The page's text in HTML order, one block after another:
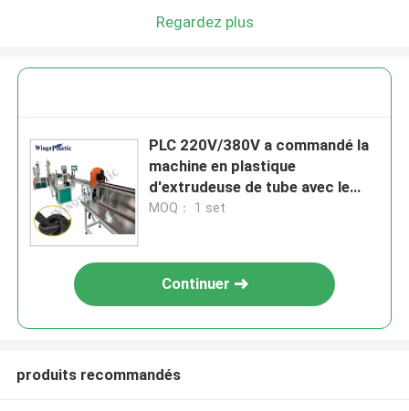
Regardez plus
PLC 220V/380V a commandé la
machine en plastique
d'extrudeuse de tube avec le
refroidissement d'air/par l'eau
MOQ： 1 set
Continuer
produits recommandés